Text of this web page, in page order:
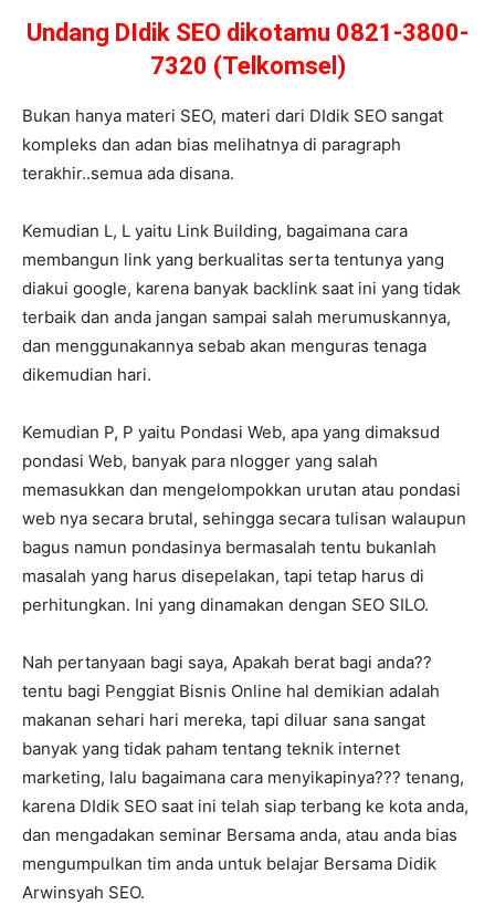
Undang DIdik SEO dikotamu 0821-3800-
7320 (Telkomsel)
Bukan hanya materi SEO, materi dari DIdik SEO sangat
kompleks dan adan bias melihatnya di paragraph
terakhir..semua ada disana.
Kemudian L, L yaitu Link Building, bagaimana cara
membangun link yang berkualitas serta tentunya yang
diakui google, karena banyak backlink saat ini yang tidak
terbaik dan anda jangan sampai salah merumuskannya,
dan menggunakannya sebab akan menguras tenaga
dikemudian hari.
Kemudian P, P yaitu Pondasi Web, apa yang dimaksud
pondasi Web, banyak para nlogger yang salah
memasukkan dan mengelompokkan urutan atau pondasi
web nya secara brutal, sehingga secara tulisan walaupun
bagus namun pondasinya bermasalah tentu bukanlah
masalah yang harus disepelakan, tapi tetap harus di
perhitungkan. Ini yang dinamakan dengan SEO SILO.
Nah pertanyaan bagi saya, Apakah berat bagi anda??
tentu bagi Penggiat Bisnis Online hal demikian adalah
makanan sehari hari mereka, tapi diluar sana sangat
banyak yang tidak paham tentang teknik internet
marketing, lalu bagaimana cara menyikapinya??? tenang,
karena DIdik SEO saat ini telah siap terbang ke kota anda,
dan mengadakan seminar Bersama anda, atau anda bias
mengumpulkan tim anda untuk belajar Bersama Didik
Arwinsyah SEO.